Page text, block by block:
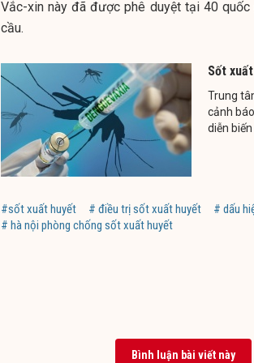
Vắc-xin này đã được phê duyệt tại 40
cầu.
Sốt
Trung
cảnh
diễn biến
#sốt xuất huyết # điều trị sốt xuất huyết
# dấu
# hà nội phòng chống sốt xuất huyết
Bình luận bài viết này